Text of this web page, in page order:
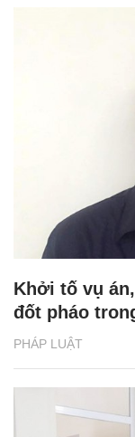
PHÁP LUẬT
Khởi tố vụ
đốt pháo